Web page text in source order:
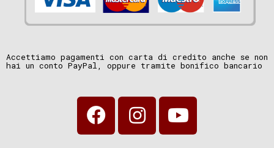
Accettiamo pagamenti con carta di credito anche se non
hai un conto PayPal, oppure tramite bonifico bancario